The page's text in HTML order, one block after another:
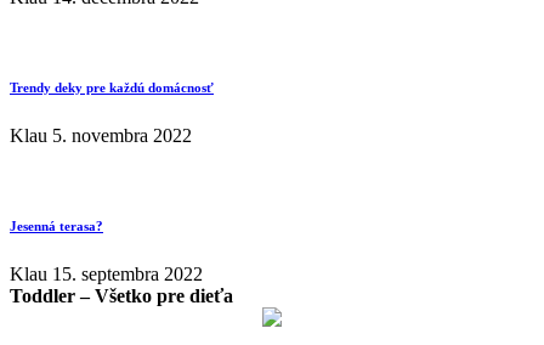
Trendy deky pre každú domácnosť
Klau 5. novembra 2022
Jesenná terasa?
Klau 15. septembra 2022
Toddler – Všetko pre dieťa